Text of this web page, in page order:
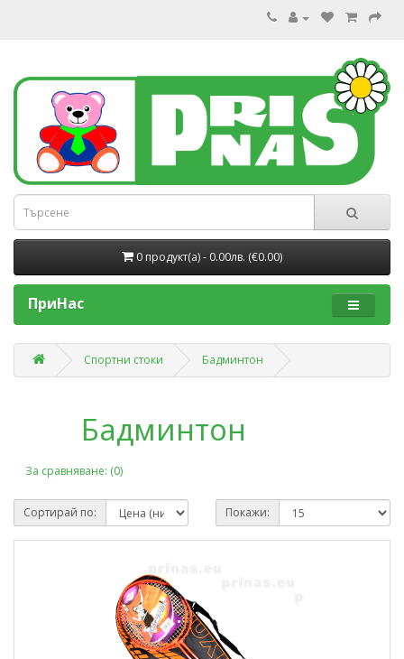
0 продукт(a) - 0.00лв. (€0.00)
ПриНас
Спортни стоки Бадминтон
Бадминтон
За сравняване: (0)
Сортирай по: Покажи: